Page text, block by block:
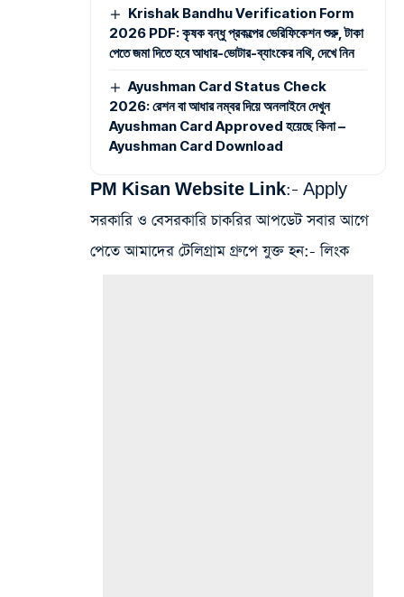
Krishak Bandhu Verification Form
2026 PDF: কৃষক বন্ধু প্রকল্পের ভেরিফিকেশন শুরু, টাকা
পেতে জমা দিতে হবে আধার-ভোটার-ব্যাংকের নথি, দেখে নিন
Ayushman Card Status Check
2026: রেশন বা আধার নম্বর দিয়ে অনলাইনে দেখুন
Ayushman Card Approved হয়েছে কিনা –
Ayushman Card Download
PM Kisan Website Link:– Apply
সরকারি ও বেসরকারি চাকরির আপডেট সবার আগে
পেতে আমাদের টেলিগ্রাম গ্রুপে যুক্ত হন:- লিংক